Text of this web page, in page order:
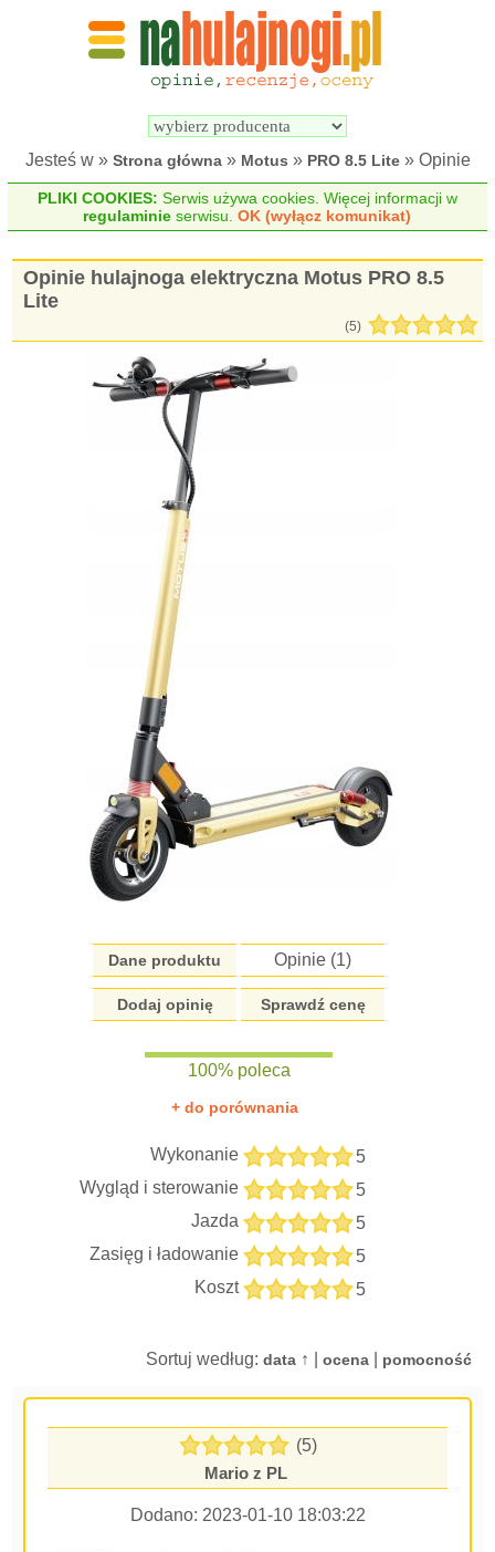
Wyszukiwarka
elektrycznych
Jesteś w » Strona główna» Motus » PRO 8.5 Lite» Opinie
PLIKI COOKIES: Serwis używa cookies. Więcej informacji w
regulaminie serwisu.OK (wyłącz komunikat)
Opinie hulajnoga elektryczna Motus PRO 8.5
Lite
(5)
Dane produktu Opinie (1)
Dodaj opinię Sprawdź cenę
100% poleca
+ do porównania
Wykonanie
5
Wygląd i sterowanie
5
Jazda
5
Zasięg i ładowanie
5
Koszt
5
Sortuj według: data↑ | ocena| pomocność
(5)
Mario z PL
Dodano: 2023-01-10 18:03:22